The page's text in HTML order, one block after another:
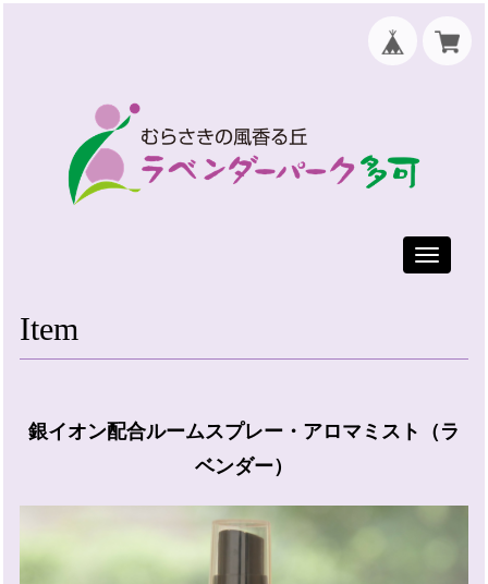
Toggle
Item
銀イオン配合ルームスプレー・アロマミスト（ラ
ベンダー）